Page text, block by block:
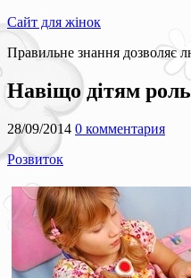
Сайт для жінок
Правильне знання дозволяє
Навіщо дітям
28/09/2014 0 комментария
Розвиток